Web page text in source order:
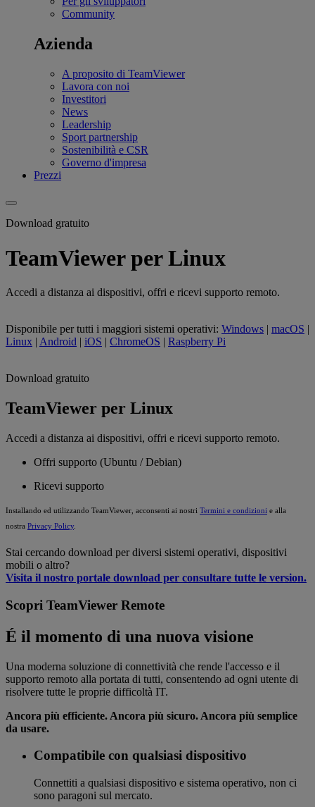
Community
Azienda
A proposito di TeamViewer
Lavora con noi
Investitori
News
Leadership
Sport partnership
Sostenibilità e CSR
Governo d'impresa
Prezzi
Download gratuito
TeamViewer per Linux
Accedi a distanza ai dispositivi, offri e ricevi supporto remoto.
Disponibile per tutti i maggiori sistemi operativi: Windows | macOS |
Linux | Android | iOS | ChromeOS | Raspberry Pi
Download gratuito
TeamViewer per Linux
Accedi a distanza ai dispositivi, offri e ricevi supporto remoto.
Offri supporto (Ubuntu / Debian)
Ricevi supporto
Installando ed utilizzando TeamViewer, acconsenti ai nostri Termini e condizioni e alla
nostra Privacy Policy
Stai cercando download per diversi sistemi operativi, dispositivi
mobili o altro?
Visita il nostro portale download per consultare tutte le version.
Scopri TeamViewer Remote
É il momento di una nuova visione
Una moderna soluzione di connettività che rende l'accesso e il
supporto remoto alla portata di tutti, consentendo ad ogni utente di
risolvere tutte le proprie difficoltà IT.
Ancora più efficiente. Ancora più sicuro. Ancora più semplice
da usare.
Compatibile con qualsiasi dispositivo
Connettiti a qualsiasi dispositivo e sistema operativo, non ci
sono paragoni sul mercato.